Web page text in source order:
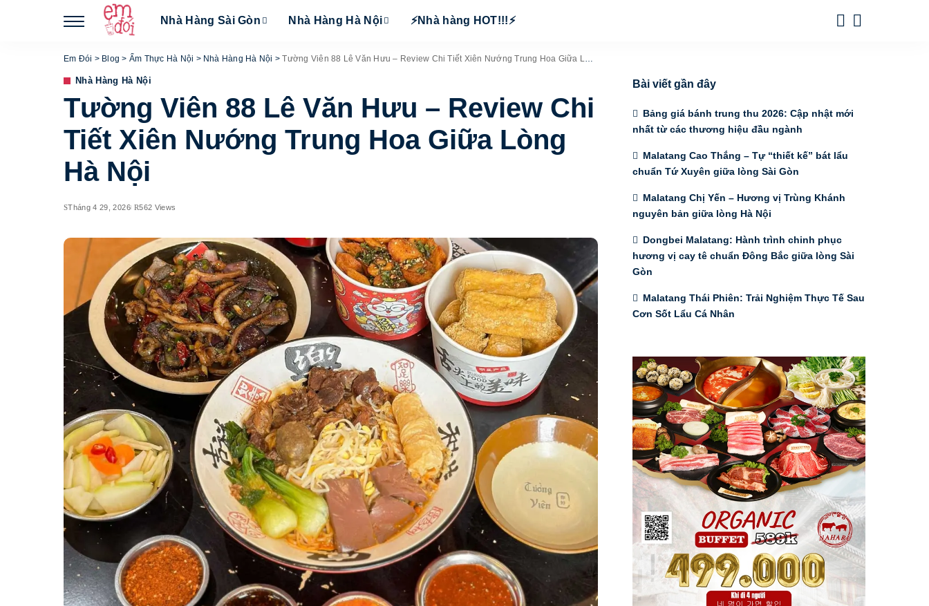
Nhà Hàng Sài Gòn Nhà Hàng Hà Nội ⚡Nhà hàng HOT!!!⚡
Em Đói > Blog > Ẩm Thực Hà Nội > Nhà Hàng Hà Nội >Tường Viên 88 Lê Văn Hưu – Review Chi Tiết Xiên Nướng Trung Hoa Giữa Lòng Hà Nội
Nhà Hàng Hà Nội
Tường Viên 88 Lê Văn Hưu – Review Chi
Tiết Xiên Nướng Trung Hoa Giữa Lòng
Hà Nội
Tháng 4 29, 2026 562 Views
Bài viết gần đây
Bảng giá bánh trung thu 2026: Cập nhật mới
nhất từ các thương hiệu đầu ngành
Malatang Cao Thắng – Tự “thiết kế” bát lẩu
chuẩn Tứ Xuyên giữa lòng Sài Gòn
Malatang Chị Yến – Hương vị Trùng Khánh
nguyên bản giữa lòng Hà Nội
Dongbei Malatang: Hành trình chinh phục
hương vị cay tê chuẩn Đông Bắc giữa lòng Sài
Gòn
Malatang Thái Phiên: Trải Nghiệm Thực Tế Sau
Cơn Sốt Lẩu Cá Nhân